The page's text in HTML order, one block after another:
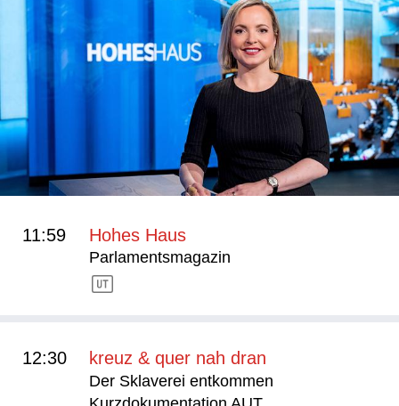
11:59 Hohes Haus
Parlamentsmagazin
12:30 kreuz & quer nah dran
Der Sklaverei entkommen